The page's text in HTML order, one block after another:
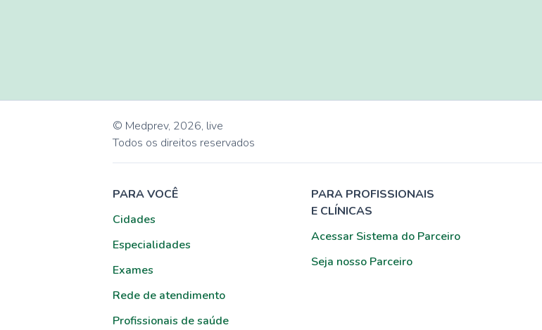
© Medprev, 2026, live
Todos os direitos reservados
PARA VOCÊ
Cidades
Especialidades
Exames
Rede de atendimento
Profissionais de saúde
PARA PROFISSIONAIS
E CLÍNICAS
Acessar Sistema do Parceiro
Seja nosso Parceiro